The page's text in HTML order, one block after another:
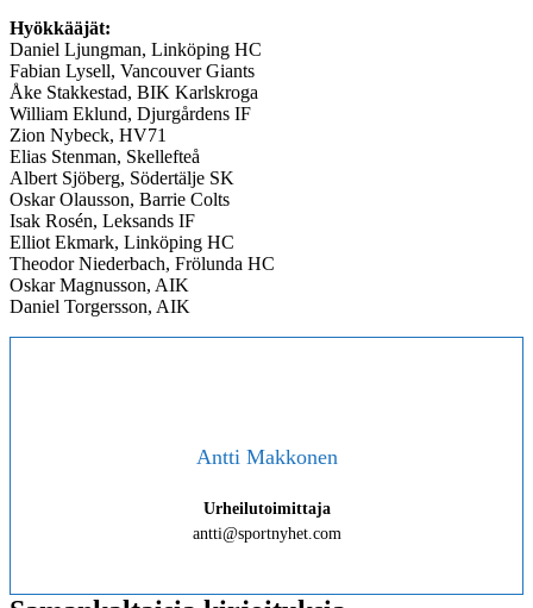
Hyökkääjät:
Daniel Ljungman, Linköping HC
Fabian Lysell, Vancouver Giants
Åke Stakkestad, BIK Karlskroga
William Eklund, Djurgårdens IF
Zion Nybeck, HV71
Elias Stenman, Skellefteå
Albert Sjöberg, Södertälje SK
Oskar Olausson, Barrie Colts
Isak Rosén, Leksands IF
Elliot Ekmark, Linköping HC
Theodor Niederbach, Frölunda HC
Oskar Magnusson, AIK
Daniel Torgersson, AIK
Antti Makkonen
Urheilutoimittaja
antti@sportnyhet.com